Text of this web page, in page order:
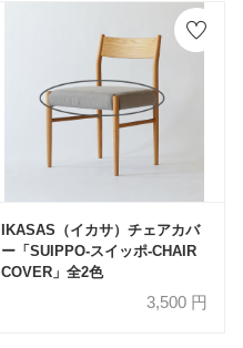
IKASAS（イカサ）チェアカバ
ー「SUIPPO-スイッポ-CHAIR
COVER」全2色
3,500円